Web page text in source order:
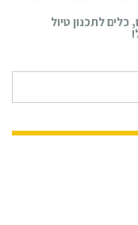
לתכנון טיול